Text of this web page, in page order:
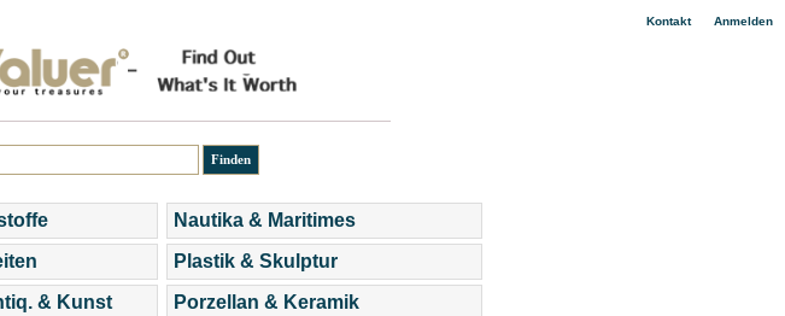
Kontakt| Anmelden
& Kunst
Nautika & Maritimes
Plastik & Skulptur
Porzellan & Keramik